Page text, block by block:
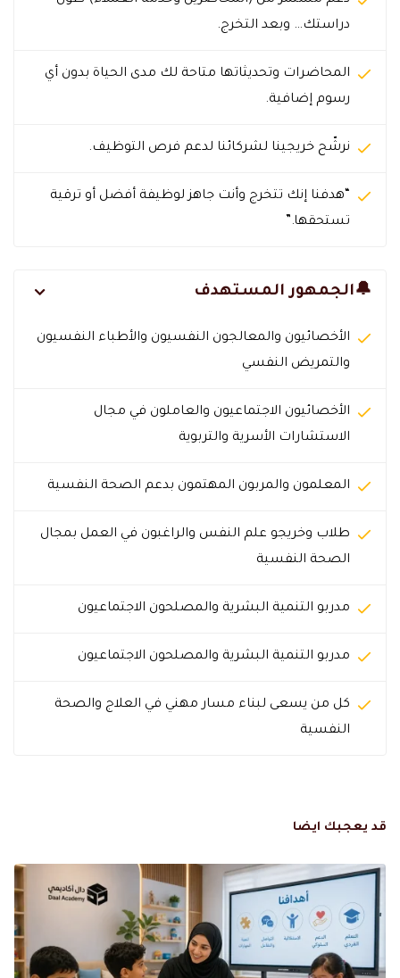
دراستك… وبعد التخرج.
المحاضرات وتحديثاتها متاحة لك مدى الحياة بدون أي
رسوم إضافية.
نرشّح خريجينا لشركائنا لدعم فرص التوظيف.
“هدفنا إنك تتخرج وأنت جاهز لوظيفة أفضل أو ترقية
تستحقها.”
🔔الجمهور المستهدف
الأخصائيون والمعالجون النفسيون والأطباء النفسيون
والتمريض النفسي
الأخصائيون الاجتماعيون والعاملون في مجال
الاستشارات الأسرية والتربوية
المعلمون والمربون المهتمون بدعم الصحة النفسية
طلاب وخريجو علم النفس والراغبون في العمل بمجال
الصحة النفسية
مدربو التنمية البشرية والمصلحون الاجتماعيون
مدربو التنمية البشرية والمصلحون الاجتماعيون
كل من يسعى لبناء مسار مهني في العلاج والصحة
النفسية
قد يعجبك ايضا